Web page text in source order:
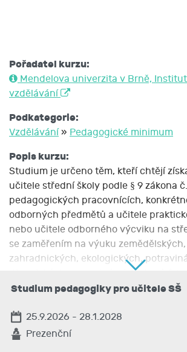
Pořadatel kurzu:
Mendelova univerzita v Brně,
vzdělávání
Podkategorie:
Vzdělávání» Pedagogické minimum
Popis kurzu:
Studium je určeno těm, kteří chtějí
učitele střední školy podle § 9 zákona
pedagogických pracovnících,
odborných předmětů a učitele
nebo učitele odborného výcviku na
se zaměřením na výuku
zahradnických, ekologických,
dřevařských a veterinárních oborů
technických a ekonomických (vč.
Kurz je akreditován MŠMT ČR v rámci
Studium pedagogiky pro učitele SŠ
25.9.2026 - 28.1.2028
Prezenční